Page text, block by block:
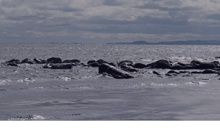
Hantverkare
Hus &amp; hem
Ideella föreningar
Idrottsföreningar
Media
Transport